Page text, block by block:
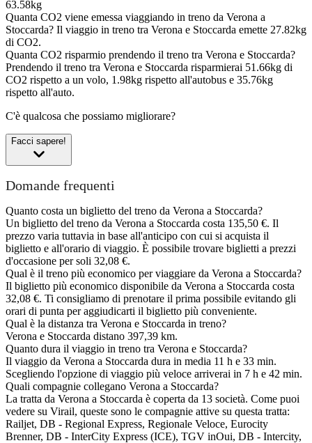
63.58kg
Quanta CO2 viene emessa viaggiando in treno da Verona a
Stoccarda? Il viaggio in treno tra Verona e Stoccarda emette 27.82kg
di CO2.
Quanta CO2 risparmio prendendo il treno tra Verona e Stoccarda?
Prendendo il treno tra Verona e Stoccarda risparmierai 51.66kg di
CO2 rispetto a un volo, 1.98kg rispetto all'autobus e 35.76kg
rispetto all'auto.
C'è qualcosa che possiamo migliorare?
Facci sapere!
Domande frequenti
Quanto costa un biglietto del treno da Verona a Stoccarda?
Un biglietto del treno da Verona a Stoccarda costa 135,50 €. Il
prezzo varia tuttavia in base all'anticipo con cui si acquista il
biglietto e all'orario di viaggio. È possibile trovare biglietti a prezzi
d'occasione per soli 32,08 €.
Qual è il treno più economico per viaggiare da Verona a Stoccarda?
Il biglietto più economico disponibile da Verona a Stoccarda costa
32,08 €. Ti consigliamo di prenotare il prima possibile evitando gli
orari di punta per aggiudicarti il biglietto più conveniente.
Qual è la distanza tra Verona e Stoccarda in treno?
Verona e Stoccarda distano 397,39 km.
Quanto dura il viaggio in treno tra Verona e Stoccarda?
Il viaggio da Verona a Stoccarda dura in media 11 h e 33 min.
Scegliendo l'opzione di viaggio più veloce arriverai in 7 h e 42 min.
Quali compagnie collegano Verona a Stoccarda?
La tratta da Verona a Stoccarda è coperta da 13 società. Come puoi
vedere su Virail, queste sono le compagnie attive su questa tratta:
Railjet, DB - Regional Express, Regionale Veloce, Eurocity
Brenner, DB - InterCity Express (ICE), TGV inOui, DB - Intercity,